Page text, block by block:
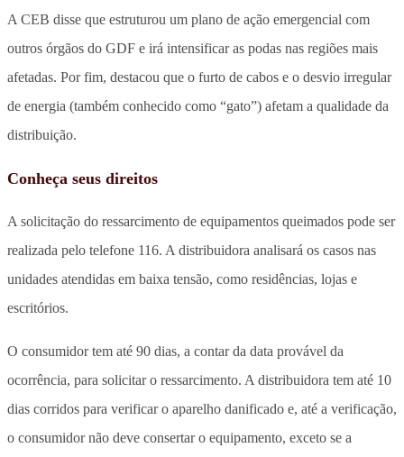
A CEB disse que estruturou um plano de ação emergencial com
outros órgãos do GDF e irá intensificar as podas nas regiões mais
afetadas. Por fim, destacou que o furto de cabos e o desvio irregular
de energia (também conhecido como “gato”) afetam a qualidade da
distribuição.
Conheça seus direitos
A solicitação do ressarcimento de equipamentos queimados pode ser
realizada pelo telefone 116. A distribuidora analisará os casos nas
unidades atendidas em baixa tensão, como residências, lojas e
escritórios.
O consumidor tem até 90 dias, a contar da data provável da
ocorrência, para solicitar o ressarcimento. A distribuidora tem até 10
dias corridos para verificar o aparelho danificado e, até a verificação,
o consumidor não deve consertar o equipamento, exceto se a